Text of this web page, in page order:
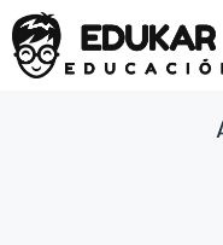
Saltar
al
contenido